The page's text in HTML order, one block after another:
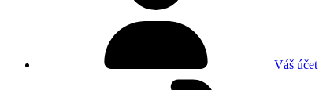
Váš účet